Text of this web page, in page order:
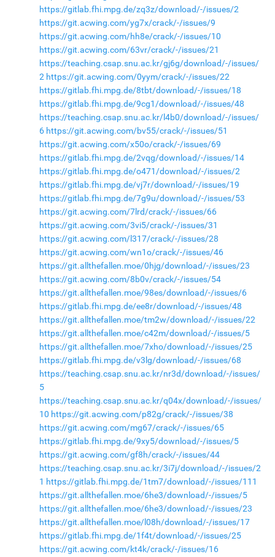
https://gitlab.fhi.mpg.de/zq3z/download/-/issues/2
https://git.acwing.com/yg7x/crack/-/issues/9
https://git.acwing.com/hh8e/crack/-/issues/10
https://git.acwing.com/63vr/crack/-/issues/21
https://teaching.csap.snu.ac.kr/gj6g/download/-/issues/
2 https://git.acwing.com/0yym/crack/-/issues/22
https://gitlab.fhi.mpg.de/8tbt/download/-/issues/18
https://gitlab.fhi.mpg.de/9cg1/download/-/issues/48
https://teaching.csap.snu.ac.kr/l4b0/download/-/issues/
6 https://git.acwing.com/bv55/crack/-/issues/51
https://git.acwing.com/x50o/crack/-/issues/69
https://gitlab.fhi.mpg.de/2vqg/download/-/issues/14
https://gitlab.fhi.mpg.de/o471/download/-/issues/2
https://gitlab.fhi.mpg.de/vj7r/download/-/issues/19
https://gitlab.fhi.mpg.de/7g9u/download/-/issues/53
https://git.acwing.com/7lrd/crack/-/issues/66
https://git.acwing.com/3vi5/crack/-/issues/31
https://git.acwing.com/l317/crack/-/issues/28
https://git.acwing.com/wn1o/crack/-/issues/46
https://git.allthefallen.moe/0hjg/download/-/issues/23
https://git.acwing.com/8b0v/crack/-/issues/54
https://git.allthefallen.moe/98es/download/-/issues/6
https://gitlab.fhi.mpg.de/ee8r/download/-/issues/48
https://git.allthefallen.moe/tm2w/download/-/issues/22
https://git.allthefallen.moe/c42m/download/-/issues/5
https://git.allthefallen.moe/7xho/download/-/issues/25
https://gitlab.fhi.mpg.de/v3lg/download/-/issues/68
https://teaching.csap.snu.ac.kr/nr3d/download/-/issues/
5
https://teaching.csap.snu.ac.kr/q04x/download/-/issues/
10 https://git.acwing.com/p82g/crack/-/issues/38
https://git.acwing.com/mg67/crack/-/issues/65
https://gitlab.fhi.mpg.de/9xy5/download/-/issues/5
https://git.acwing.com/gf8h/crack/-/issues/44
https://teaching.csap.snu.ac.kr/3i7j/download/-/issues/2
1 https://gitlab.fhi.mpg.de/1tm7/download/-/issues/111
https://git.allthefallen.moe/6he3/download/-/issues/5
https://git.allthefallen.moe/6he3/download/-/issues/23
https://git.allthefallen.moe/l08h/download/-/issues/17
https://gitlab.fhi.mpg.de/1f4t/download/-/issues/25
https://git.acwing.com/kt4k/crack/-/issues/16